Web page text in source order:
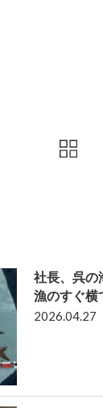
社長、呉の
漁のすぐ横
2026.04.27